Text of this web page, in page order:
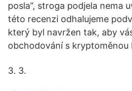
posla”, stroga podjela nema
této recenzi odhalujeme
který byl navržen tak, aby
obchodování s kryptoměnou
3. 3.